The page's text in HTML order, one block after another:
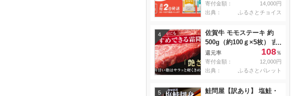
寄付金額：
14,000円
出典：
ふるさとチョイス
4
佐賀牛 モモステーキ 約
500g（約100ｇ×5枚） 吉
野ヶ里町 [FDB057]
還元率 108％
寄付金額：
12,000円
出典：
ふるさとパレット
5
鮭問屋【訳あり】 塩鮭・